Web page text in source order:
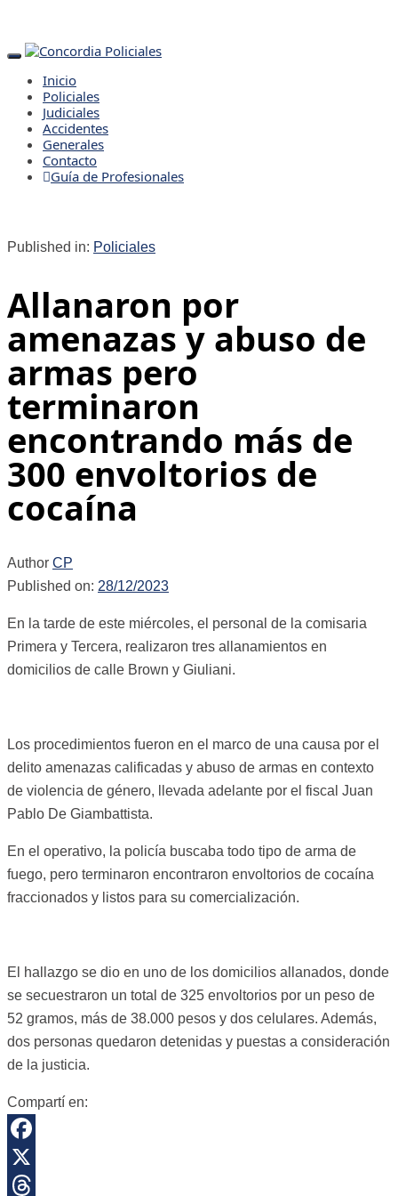
Toggle
navigation
Inicio
Policiales
Judiciales
Accidentes
Generales
Contacto
Guía de Profesionales
Published in: Policiales
Allanaron por
amenazas y abuso de
armas pero
terminaron
encontrando más de
300 envoltorios de
cocaína
Author CP
Published on: 28/12/2023
En la tarde de este miércoles, el personal de la comisaria
Primera y Tercera, realizaron tres allanamientos en
domicilios de calle Brown y Giuliani.
Los procedimientos fueron en el marco de una causa por el
delito amenazas calificadas y abuso de armas en contexto
de violencia de género, llevada adelante por el fiscal Juan
Pablo De Giambattista.
En el operativo, la policía buscaba todo tipo de arma de
fuego, pero terminaron encontraron envoltorios de cocaína
fraccionados y listos para su comercialización.
El hallazgo se dio en uno de los domicilios allanados, donde
se secuestraron un total de 325 envoltorios por un peso de
52 gramos, más de 38.000 pesos y dos celulares. Además,
dos personas quedaron detenidas y puestas a consideración
de la justicia.
Compartí en:
Facebook
X